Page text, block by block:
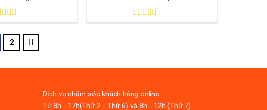
0
2
Dịch vụ chăm sóc khách hàng online
Từ 8h - 17h(Thứ 2 - Thứ 6) và 8h - 12h (Thứ 7)